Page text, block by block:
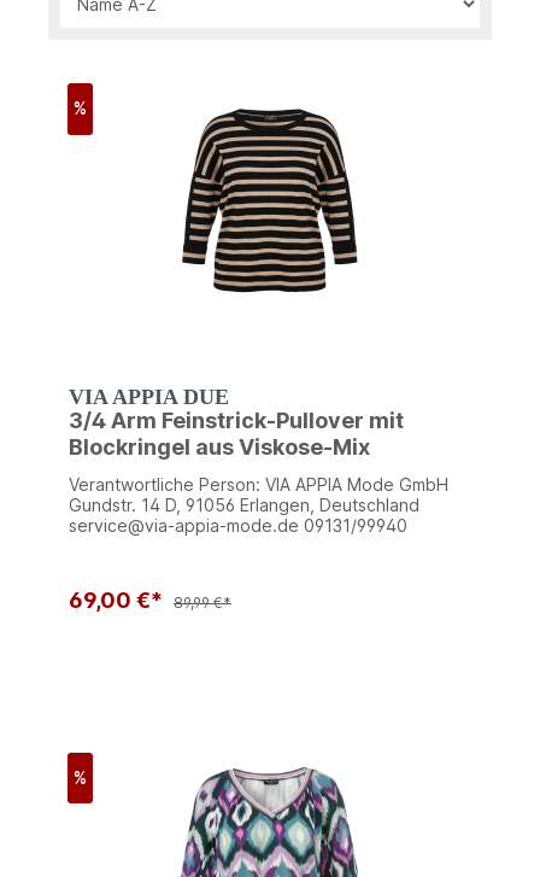
%
VIA APPIA DUE
3/4 Arm Feinstrick-Pullover mit
Blockringel aus Viskose-Mix
Verantwortliche Person: VIA APPIA Mode GmbH
Gundstr. 14 D, 91056 Erlangen, Deutschland
service@via-appia-mode.de 09131/99940
69,00 €* 89,99 €*
%